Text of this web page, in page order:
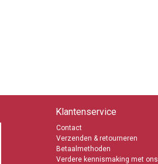
Klantenservice
Contact
Verzenden & retourneren
Betaalmethoden
Verdere kennismaking met ons